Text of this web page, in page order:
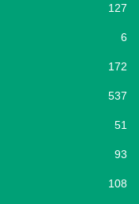
127
6
172
537
51
93
108